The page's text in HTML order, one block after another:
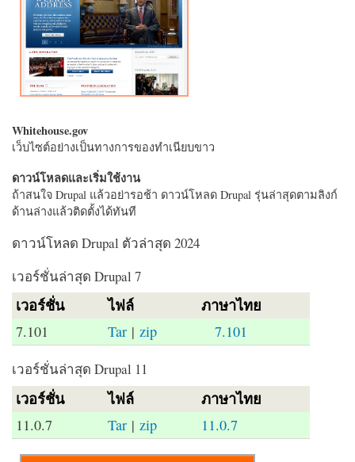
Whitehouse.gov
เว็บไซต์อย่างเป็นทางการของทำเนียบขาว
ดาวน์โหลดและเริ่มใช้งาน
ถ้าสนใจ Drupal แล้วอย่ารอช้า ดาวน์โหลด Drupal รุ่นล่าสุดตามลิงก์
ด้านล่างแล้วติดตั้งได้ทันที
ดาวน์โหลด Drupal ตัวล่าสุด 2024
เวอร์ชั่นล่าสุด Drupal 7
เวอร์ชั่น ไฟล์ ภาษาไทย
7.101 Tar |zip 7.101
เวอร์ชั่นล่าสุด Drupal 11
เวอร์ชั่น ไฟล์ ภาษาไทย
11.0.7 Tar | zip 11.0.7